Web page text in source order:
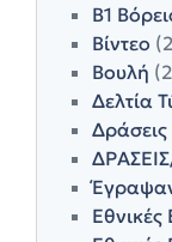
Β1
Βίντεο
Βουλή
Δελτία
Δράσεις
Εθνικές